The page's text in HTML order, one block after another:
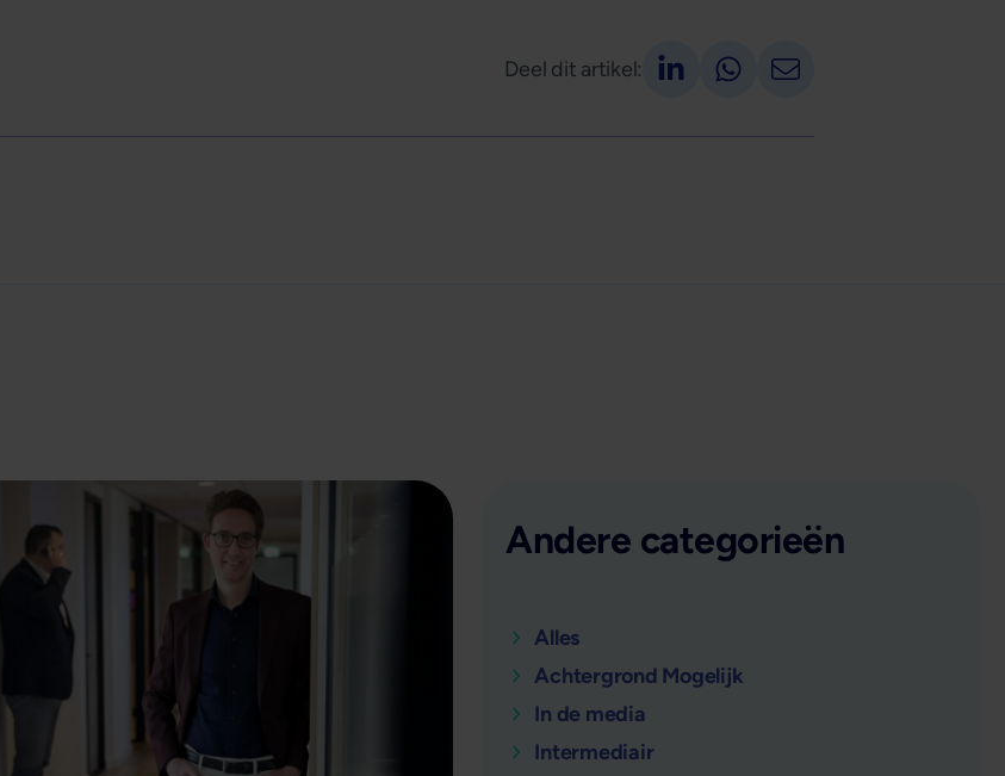
Deel dit artikel: Deel op LinkedIn
Deel via Whatsapp
Deel via email
Andere categorieën
Alles
Achtergrond Mogelijk
In de media
Intermediair